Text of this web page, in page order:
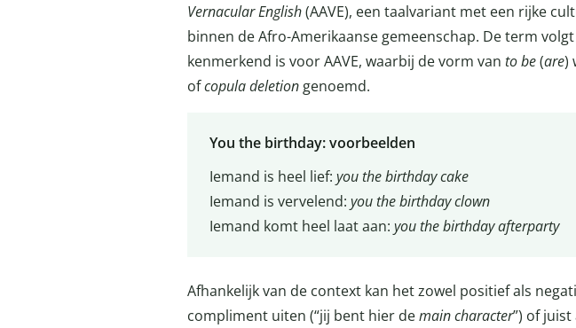
Vernacular English(AAVE), een taalvariant met een rijke
binnen de Afro-Amerikaanse gemeenschap. De term
kenmerkend is voor AAVE, waarbij de vorm van to be(are)
ofcopula deletion genoemd.
You the birthday: voorbeelden
Iemand is heel lief: you the birthday cake
Iemand is vervelend: you the birthday clown
Iemand komt heel laat aan: you the birthday afterparty
Afhankelijk van de context kan het zowel positief als
compliment uiten (“jij bent hier demain character”) of